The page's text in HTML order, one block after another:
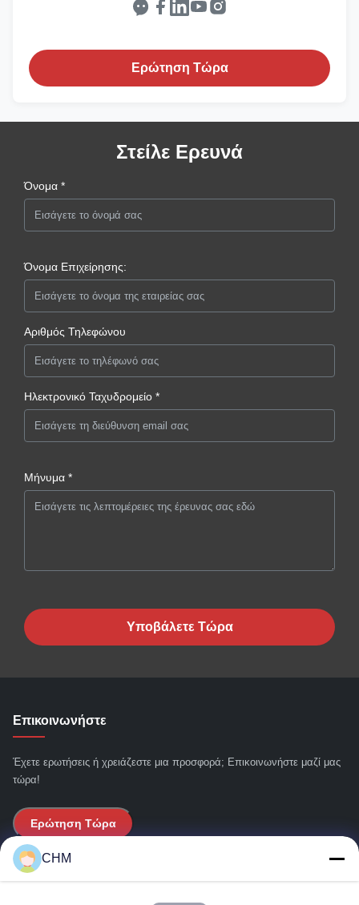
Ερώτηση Τώρα
Στείλε Ερευνά
Όνομα *
Όνομα Επιχείρησης:
Αριθμός Τηλεφώνου
Ηλεκτρονικό Ταχυδρομείο *
Μήνυμα *
Υποβάλετε Τώρα
Επικοινωνήστε
Έχετε ερωτήσεις ή χρειάζεστε μια προσφορά; Επικοινωνήστε μαζί μας
τώρα!
Ερώτηση Τώρα
Γρήγοροι Σύνδεσμοι
CHM